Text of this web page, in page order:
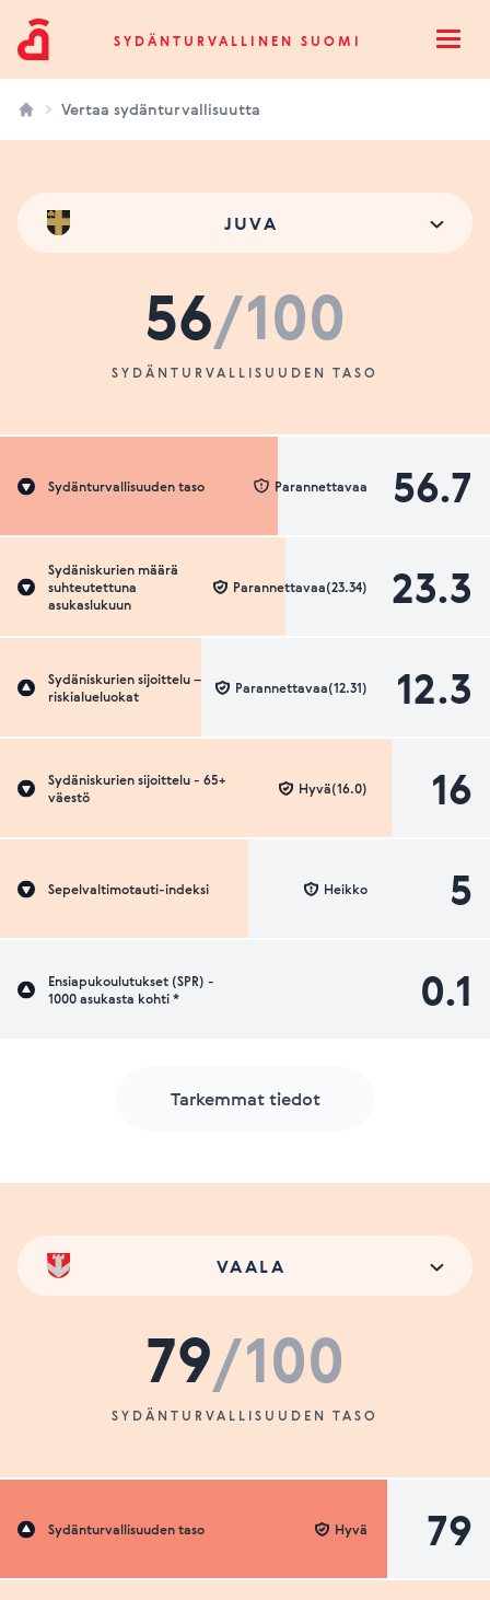
Sydänturvallinen SuomiSYDÄNTURVALLINEN SUOMI
Vertaa sydänturvallisuutta
JUVA
56/100
SYDÄNTURVALLISUUDEN TASO
Sydänturvallisuuden taso 56.7
Parannettavaa
Sydäniskurien määrä
suhteutettuna
asukaslukuun
23.3
Parannettavaa(23.34)
Sydäniskurien sijoittelu –
riskialueluokat
12.3
Parannettavaa(12.31)
Sydäniskurien sijoittelu - 65+
väestö
16
Hyvä(16.0)
Sepelvaltimotauti-indeksi 5
Heikko
Ensiapukoulutukset (SPR) -
1000 asukasta kohti *
0.1
Tarkemmat tiedot
VAALA
79/100
SYDÄNTURVALLISUUDEN TASO
Sydänturvallisuuden taso 79
Hyvä